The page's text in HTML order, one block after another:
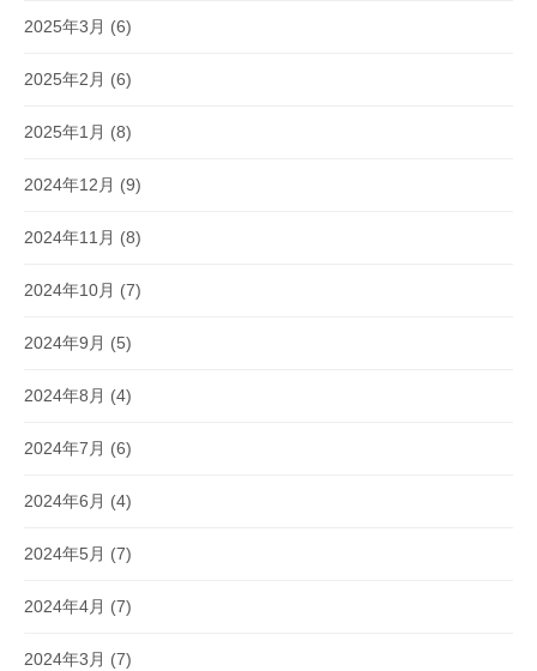
2025年3月 (6)
2025年2月 (6)
2025年1月 (8)
2024年12月 (9)
2024年11月 (8)
2024年10月 (7)
2024年9月 (5)
2024年8月 (4)
2024年7月 (6)
2024年6月 (4)
2024年5月 (7)
2024年4月 (7)
2024年3月 (7)